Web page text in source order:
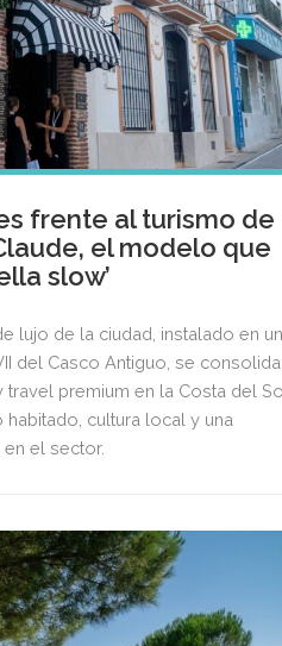
frente al turismo de
el modelo que
slow’
lujo de la ciudad, instalado en
del Casco Antiguo, se consolida
premium en la Costa del
cultura local y una
el sector.